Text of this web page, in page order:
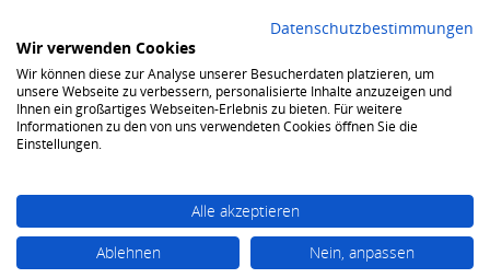
0
Kühlen & Gefrieren Kühlschränke Einbau-Kühlschränke ab 85cm
KIR 41 ADD 1 122.5 X 56 cm
Datenschutzbestimmungen
Wir verwenden Cookies
Wir können diese zur Analyse unserer Besucherdaten platzieren, um
unsere Webseite zu verbessern, personalisierte Inhalte anzuzeigen und
Ihnen ein großartiges Webseiten-Erlebnis zu bieten. Für weitere
Informationen zu den von uns verwendeten Cookies öffnen Sie die
Einstellungen.
Alle akzeptieren
Ablehnen
Nein, anpassen